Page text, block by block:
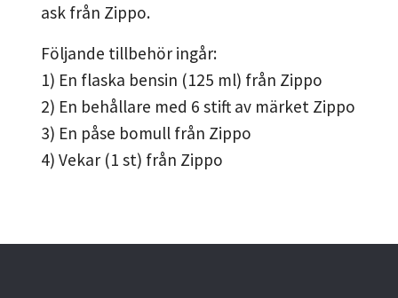
ask från Zippo.
Följande tillbehör ingår:
1) En flaska bensin (125 ml) från Zippo
2) En behållare med 6 stift av märket Zippo
3) En påse bomull från Zippo
4) Vekar (1 st) från Zippo